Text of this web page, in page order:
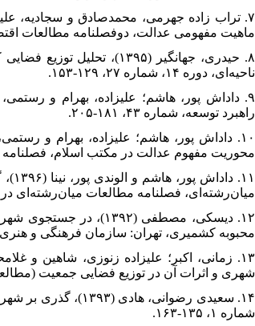
ماهیت مفهومی عدالت، دوفصلنامه مطالعات اقتصاد
۸. حیدری، جهانگیر
ناحیه‌ای، دوره ۱۴، شماره ۲۷، ۱۲۹-۱۵۳.
راهبرد توسعه، شماره ۴۳، ۱۸۱-۲۰۵.
محوریت مفهوم عدالت در مکتب اسلام، فصلنامه نقش‌جهان،
۱۱.
میان‌رشته‌ای، فصلنامه مطالعات میان‌رشته‌ای در علوم
۱۲. دیسکی، مصطفی
محبوبه کشمیری، تهران: سازمان فرهنگی و
شهری و اثرات آن در توزیع فضایی جمعیت (مطالعه
شماره ۱، ۱۳۵-۱۶۳.